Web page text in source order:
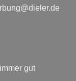
gut